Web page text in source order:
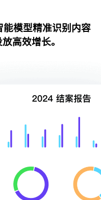
模型精准识别内容
高效增长。